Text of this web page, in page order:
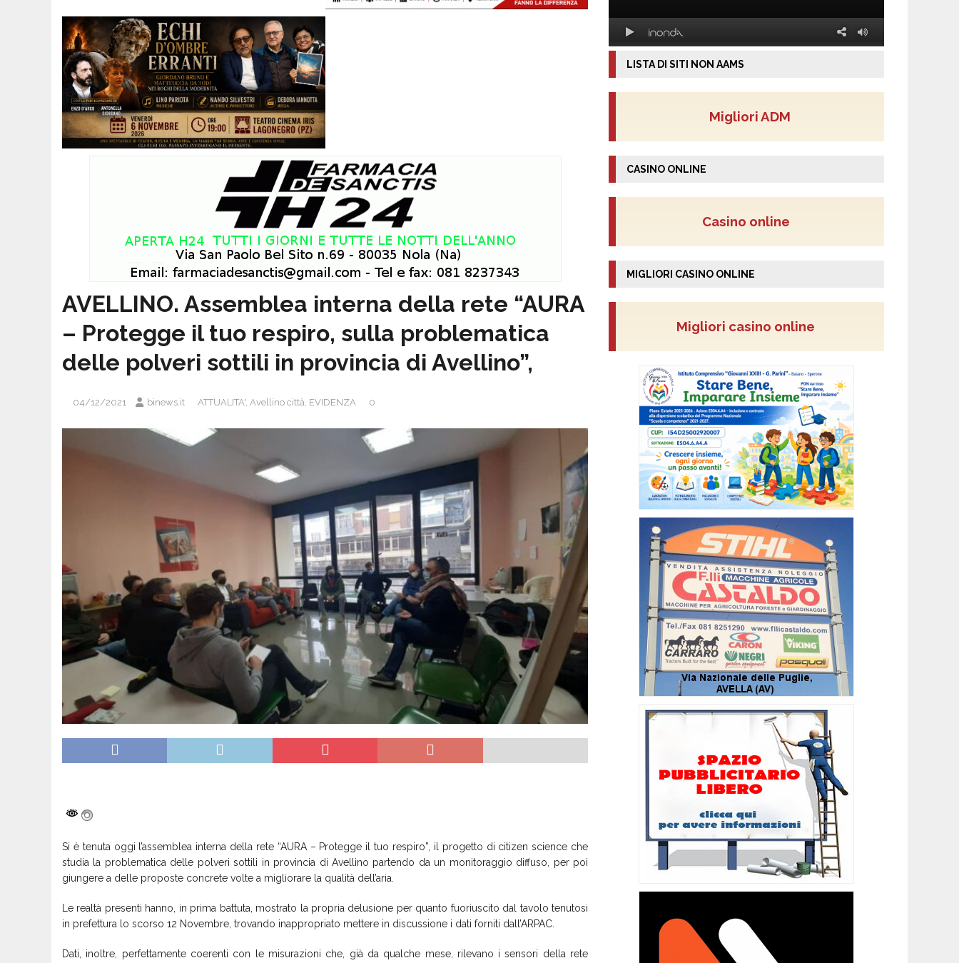
AVELLINO. Assemblea interna della rete “AURA
– Protegge il tuo respiro, sulla problematica
delle polveri sottili in provincia di Avellino”,
04/12/2021 binews.it ATTUALITA' Avellino città EVIDENZA 0
Si è tenuta oggi l’assemblea interna della rete “AURA – Protegge il tuo respiro”, il progetto di citizen science che
studia la problematica delle polveri sottili in provincia di Avellino partendo da un monitoraggio diffuso, per poi
giungere a delle proposte concrete volte a migliorare la qualità dell’aria.
Le realtà presenti hanno, in prima battuta, mostrato la propria delusione per quanto fuoriuscito dal tavolo tenutosi
in prefettura lo scorso 12 Novembre, trovando inappropriato mettere in discussione i dati forniti dall’ARPAC.
Dati, inoltre, perfettamente coerenti con le misurazioni che, già da qualche mese, rilevano i sensori della rete
LISTA DI SITI NON AAMS
Migliori ADM
CASINO ONLINE
Casino online
MIGLIORI CASINO ONLINE
Migliori casino online